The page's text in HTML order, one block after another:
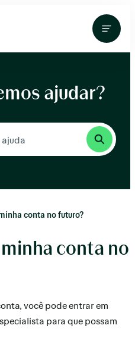
ajudar?
conta no futuro?
conta no
você pode entrar em
para que possam